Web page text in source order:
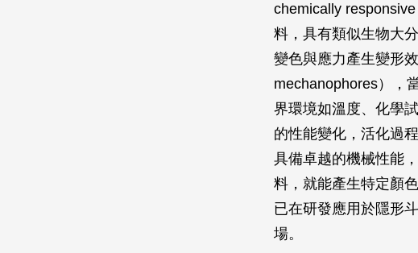
chemically
料，具有類似生物大
變色與應力產生變形
mechanophores），
界環境如溫度、化學
的性能變化，活化過
具備卓越的機械性能
料，就能產生特定顏
已在研發應用於隱形
場。